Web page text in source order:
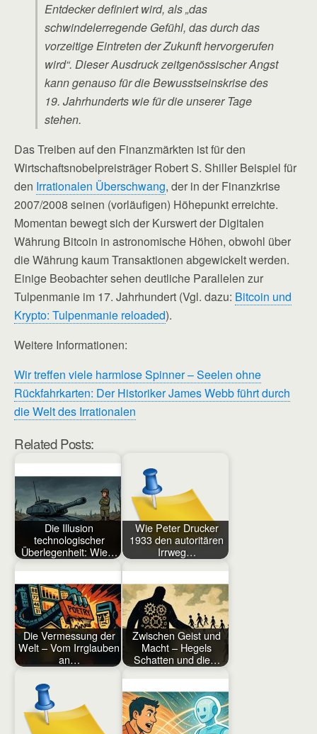
Entdecker definiert wird, als „das
schwindelerregende Gefühl, das durch das
vorzeitige Eintreten der Zukunft hervorgerufen
wird“. Dieser Ausdruck zeitgenössischer Angst
kann genauso für die Bewusstseinskrise des
19. Jahrhunderts wie für die unserer Tage
stehen.
Das Treiben auf den Finanzmärkten ist für den
Wirtschaftsnobelpreisträger Robert S. Shiller Beispiel für
den Irrationalen Überschwang, der in der Finanzkrise
2007/2008 seinen (vorläufigen) Höhepunkt erreichte.
Momentan bewegt sich der Kurswert der Digitalen
Währung Bitcoin in astronomische Höhen, obwohl über
die Währung kaum Transaktionen abgewickelt werden.
Einige Beobachter sehen deutliche Parallelen zur
Tulpenmanie im 17. Jahrhundert (Vgl. dazu: Bitcoin und
Krypto: Tulpenmanie reloaded).
Weitere Informationen:
Wir treffen viele harmlose Spinner – Seelen ohne
Rückfahrkarten: Der Historiker James Webb führt durch
die Welt des Irrationalen
Related Posts:
Die Illusion
technologischer
Überlegenheit: Wie…
Wie Peter Drucker
1933 den autoritären
Irrweg…
Die Vermessung der
Welt – Vom Irrglauben
an…
Zwischen Geist und
Macht – Hegels
Schatten und die…